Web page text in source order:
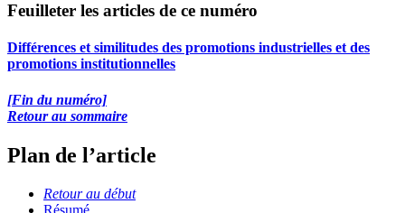
Feuilleter les articles de ce numéro
Différences et similitudes des promotions industrielles et des
promotions institutionnelles
[Fin du numéro]
Retour au sommaire
Plan de l’article
Retour au début
Résumé